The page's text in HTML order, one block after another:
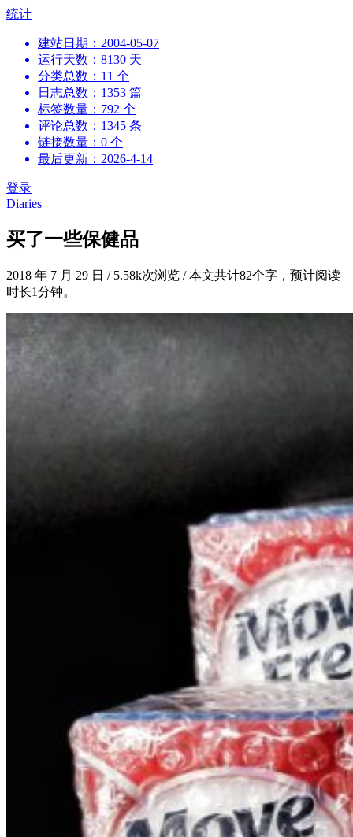
跳
统计
建站日期：2004-05-07
运行天数：8130 天
分类总数：11 个
日志总数：1353 篇
标签数量：792 个
评论总数：1345 条
链接数量：0 个
最后更新：2026-4-14
登录
Diaries
买了一些保健品
2018 年 7 月 29 日 /5.58k次浏览 /本文共计82个字，预计阅读
时长1分钟。